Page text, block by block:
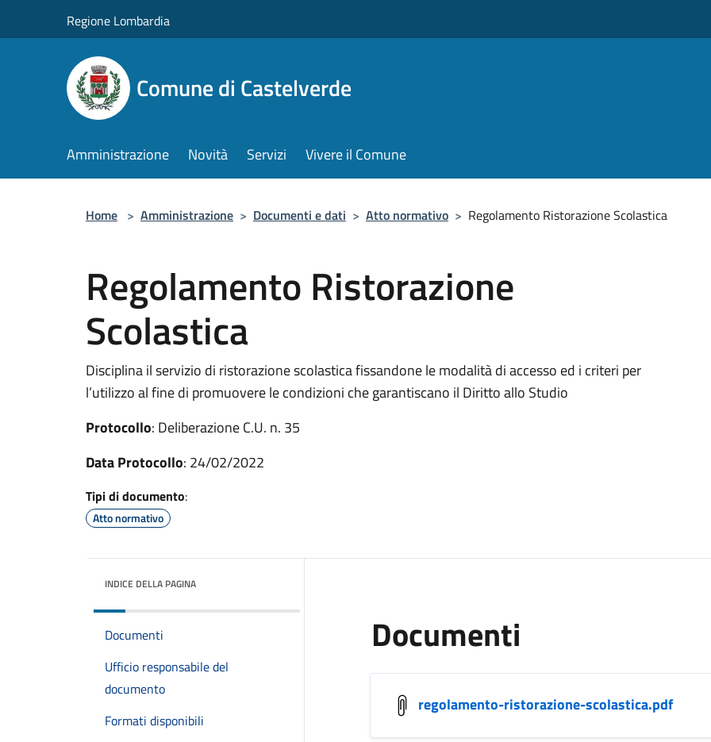
Regione Lombardia
Comune di Castelverde
Amministrazione Novità Servizi Vivere il Comune
Home > Amministrazione > Documenti e dati > Atto normativo > Regolamento Ristorazione Scolastica
Regolamento Ristorazione
Scolastica
Disciplina il servizio di ristorazione scolastica fissandone le modalità di accesso ed i criteri per
l’utilizzo al fine di promuovere le condizioni che garantiscano il Diritto allo Studio
Protocollo: Deliberazione C.U. n. 35
Data Protocollo: 24/02/2022
Tipi di documento:
Atto normativo
INDICE DELLA PAGINA
Documenti
Ufficio responsabile del
documento
Formati disponibili
Documenti
regolamento-ristorazione-scolastica.pdf